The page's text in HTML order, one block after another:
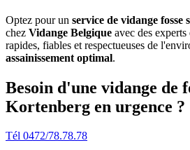
Optez pour un service de vidange
chez Vidange Belgique avec des
rapides, fiables et respectueuses de
assainissement optimal.
Besoin d'une vidange de
Kortenberg en urgence ?
Tél 0472/78.78.78